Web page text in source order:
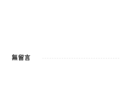
無留言